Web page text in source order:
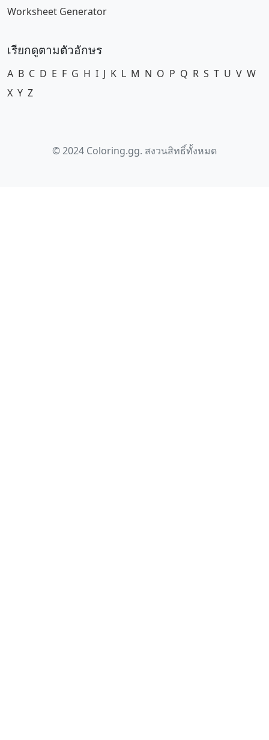
Worksheet Generator
เรียกดูตามตัวอักษร
A B C D E F G H I J K L M N O P Q R S T U V W
X Y Z
© 2024 Coloring.gg. สงวนสิทธิ์ทั้งหมด